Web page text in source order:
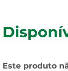
Este produto